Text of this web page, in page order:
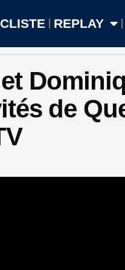
REPLAY
de